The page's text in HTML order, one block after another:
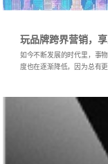
玩品牌跨界营销，
如今不断发展的时代里，事
度也在逐渐降低，因为总有